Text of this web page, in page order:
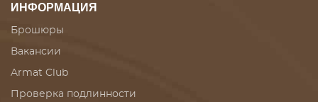
ИНФОРМАЦИЯ
Брошюры
Вакансии
Armat Club
Проверка подлинности